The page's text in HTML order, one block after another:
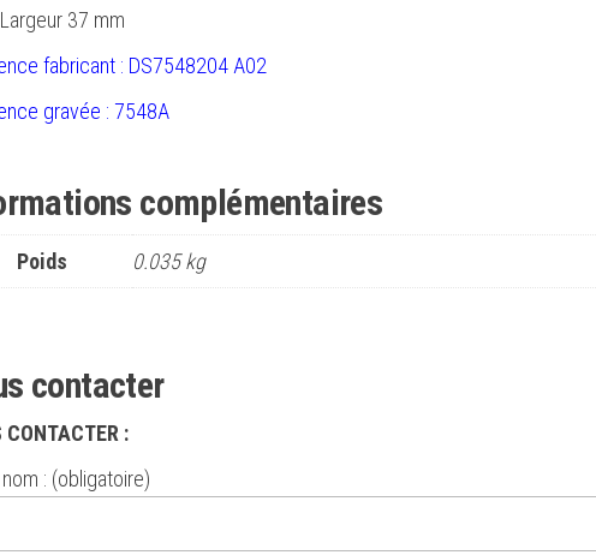
Largeur 37 mm
fabricant : DS7548204 A02
gravée : 7548A
complémentaires
Poids 0.035 kg
contacter
CONTACTER :
: (obligatoire)